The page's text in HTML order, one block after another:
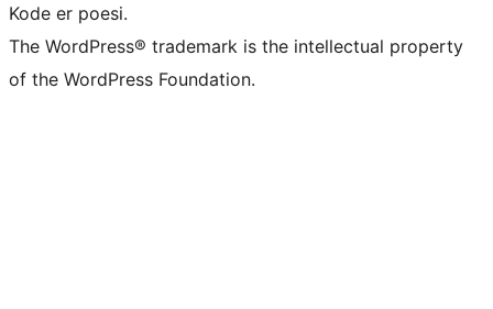
Kode er poesi.
The WordPress® trademark is the intellectual property
of the WordPress Foundation.